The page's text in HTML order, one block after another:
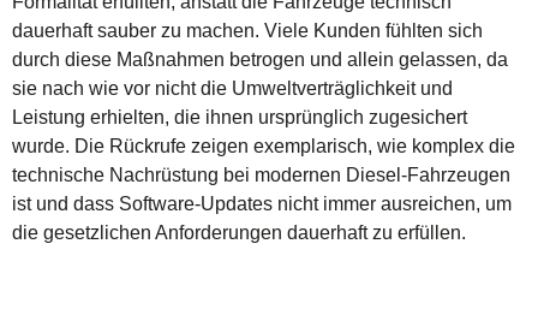
dauerhaft sauber zu machen. Viele Kunden fühlten sich
durch diese Maßnahmen betrogen und allein gelassen, da
sie nach wie vor nicht die Umweltverträglichkeit und
Leistung erhielten, die ihnen ursprünglich zugesichert
wurde. Die Rückrufe zeigen exemplarisch, wie komplex die
technische Nachrüstung bei modernen Diesel-Fahrzeugen
ist und dass Software-Updates nicht immer ausreichen, um
die gesetzlichen Anforderungen dauerhaft zu erfüllen.